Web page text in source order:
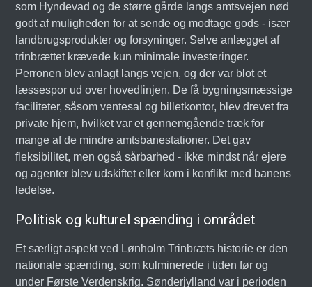
som Hyndevad og de større gårde langs amtsvejen nød
godt af muligheden for at sende og modtage gods - især
landbrugsprodukter og forsyninger. Selve anlægget af
trinbrættet krævede kun minimale investeringer.
Perronen blev anlagt langs vejen, og der var blot et
læssespor ud over hovedlinjen. De få bygningsmæssige
faciliteter, såsom ventesal og billetkontor, blev drevet fra
private hjem, hvilket var et gennemgående træk for
mange af de mindre amtsbanestationer. Det gav
fleksibilitet, men også sårbarhed - ikke mindst når ejere
og agenter blev udskiftet eller kom i konflikt med banens
ledelse.
Politisk og kulturel spænding i området
Et særligt aspekt ved Lønholm Trinbræts historie er den
nationale spænding, som kulminerede i tiden før og
under Første Verdenskrig. Sønderjylland var i perioden